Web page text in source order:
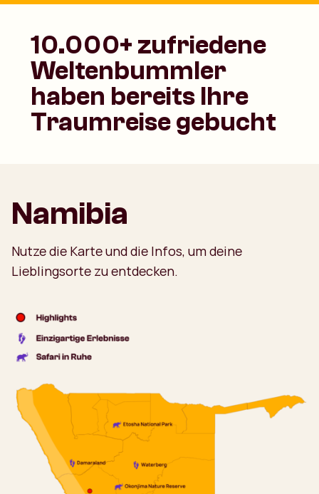
10.000+ zufriedene
Weltenbummler
haben bereits Ihre
Traumreise gebucht
Namibia
Nutze die Karte und die Infos, um deine
Lieblingsorte zu entdecken.